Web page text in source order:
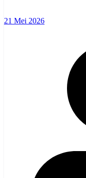
21 Mei 2026